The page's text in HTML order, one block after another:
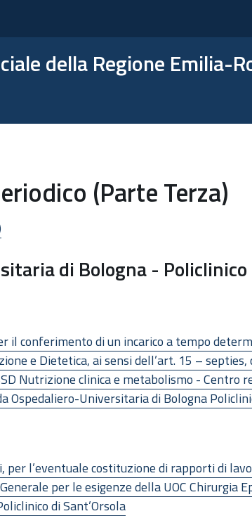
della Regione Emilia-
(Parte Terza)
di Bologna -
il conferimento di un incarico a tempo
e Dietetica, ai sensi dell’art. 15 –
Nutrizione clinica e metabolismo -
Ospedaliero-Universitaria di Bologna
per l’eventuale costituzione di rapporti di
per le esigenze della UOC Chirurgia
di Sant’Orsola